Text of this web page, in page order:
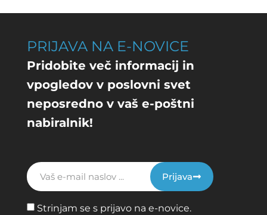
PRIJAVA NA E-NOVICE
Pridobite več informacij in
vpogledov v poslovni svet
neposredno v vaš e-poštni
nabiralnik!
Strinjam se s prijavo na e-novice.
Prijava